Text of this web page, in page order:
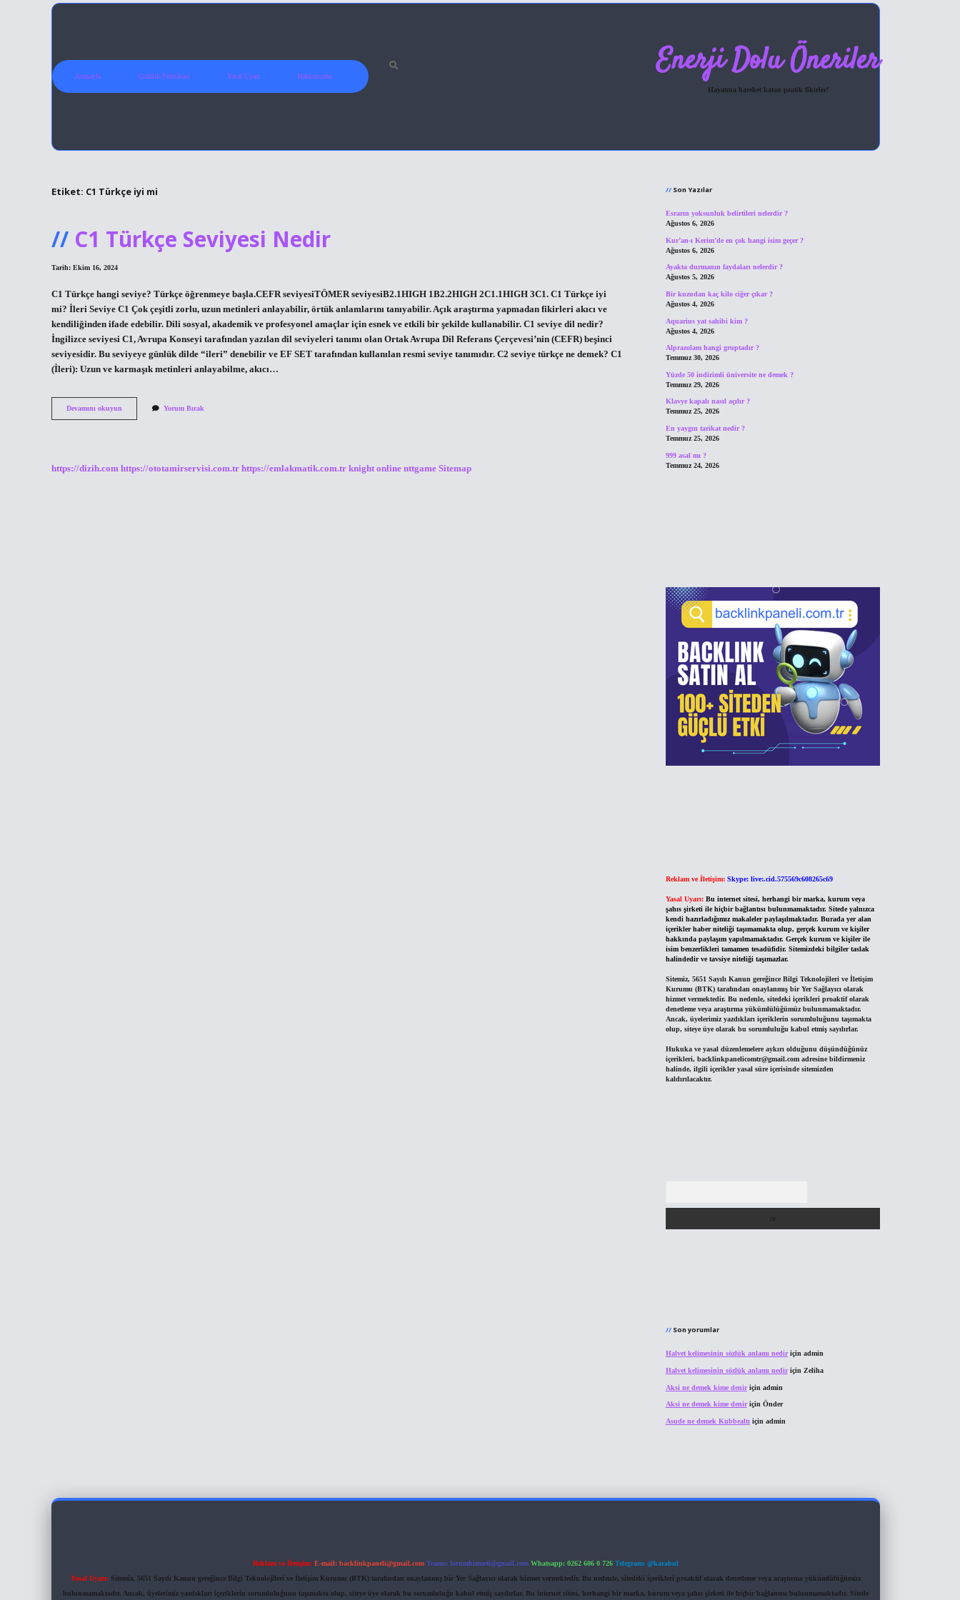
Anasayfa Gizlilik Politikası Yasal Uyarı Hakkımızda Enerji Dolu Öneriler
Hayatına hareket katan pratik fikirler!
Etiket: C1 Türkçe iyi mi
C1 Türkçe Seviyesi Nedir
Tarih: Ekim 16, 2024
C1 Türkçe hangi seviye? Türkçe öğrenmeye başla.CEFR seviyesiTÖMER seviyesiB2.1HIGH 1B2.2HIGH 2C1.1HIGH 3C1. C1 Türkçe iyi
mi? İleri Seviye C1 Çok çeşitli zorlu, uzun metinleri anlayabilir, örtük anlamlarını tanıyabilir. Açık araştırma yapmadan fikirleri akıcı ve
kendiliğinden ifade edebilir. Dili sosyal, akademik ve profesyonel amaçlar için esnek ve etkili bir şekilde kullanabilir. C1 seviye dil nedir?
İngilizce seviyesi C1, Avrupa Konseyi tarafından yazılan dil seviyeleri tanımı olan Ortak Avrupa Dil Referans Çerçevesi’nin (CEFR) beşinci
seviyesidir. Bu seviyeye günlük dilde “ileri” denebilir ve EF SET tarafından kullanılan resmi seviye tanımıdır. C2 seviye türkçe ne demek? C1
(İleri): Uzun ve karmaşık metinleri anlayabilme, akıcı…
Devamını okuyun
Türkçe
Yorum Bırak
https://dizih.com https://ototamirservisi.com.tr https://emlakmatik.com.tr knight online nttgame Sitemap
Son Yazılar
Esrarın yoksunluk belirtileri nelerdir ?
Ağustos 6, 2026
Kur’an-ı Kerim’de en çok hangi isim geçer ?
Ağustos 6, 2026
Ayakta durmanın faydaları nelerdir ?
Ağustos 5, 2026
Bir kuzudan kaç kilo ciğer çıkar ?
Ağustos 4, 2026
Aquarius yat sahibi kim ?
Ağustos 4, 2026
Alprazolam hangi gruptadır ?
Temmuz 30, 2026
Yüzde 50 indirimli üniversite ne demek ?
Temmuz 29, 2026
Klavye kapalı nasıl açılır ?
Temmuz 25, 2026
En yaygın tarikat nedir ?
Temmuz 25, 2026
999 asal mı ?
Temmuz 24, 2026
Reklam ve İletişim: Skype: live:.cid.575569c608265c69
Yasal Uyarı: Bu internet sitesi, herhangi bir marka, kurum veya
şahıs şirketi ile hiçbir bağlantısı bulunmamaktadır. Sitede yalnızca
kendi hazırladığımız makaleler paylaşılmaktadır. Burada yer alan
içerikler haber niteliği taşımamakta olup, gerçek kurum ve kişiler
hakkında paylaşım yapılmamaktadır. Gerçek kurum ve kişiler ile
isim benzerlikleri tamamen tesadüfidir. Sitemizdeki bilgiler taslak
halindedir ve tavsiye niteliği taşımazlar.
Sitemiz, 5651 Sayılı Kanun gereğince Bilgi Teknolojileri ve İletişim
Kurumu (BTK) tarafından onaylanmış bir Yer Sağlayıcı olarak
hizmet vermektedir. Bu nedenle, sitedeki içerikleri proaktif olarak
denetleme veya araştırma yükümlülüğümüz bulunmamaktadır.
Ancak, üyelerimiz yazdıkları içeriklerin sorumluluğunu taşımakta
olup, siteye üye olarak bu sorumluluğu kabul etmiş sayılırlar.
Hukuka ve yasal düzenlemelere aykırı olduğunu düşündüğünüz
içerikleri, backlinkpanelicomtr@gmail.comadresine bildirmeniz
halinde, ilgili içerikler yasal süre içerisinde sitemizden
kaldırılacaktır.
Son yorumlar
Halvet kelimesinin sözlük anlamı nediriçin admin
Halvet kelimesinin sözlük anlamı nediriçin Zeliha
Aksi ne demek kime deniriçin admin
Aksi ne demek kime deniriçin Önder
Asude ne demek Kubbealtı için admin
Reklam ve İletişim: E-mail: backlinkpaneli@gmail.com Teams: forumhizmeti@gmail.com Whatsapp: 0262 606 0 726 Telegram: @karabul
Yasal Uyarı: Sitemiz, 5651 Sayılı Kanun gereğince Bilgi Teknolojileri ve İletişim Kurumu (BTK) tarafından onaylanmış bir Yer Sağlayıcı olarak hizmet vermektedir. Bu nedenle, sitedeki içerikleri proaktif olarak denetleme veya araştırma yükümlülüğümüz
bulunmamaktadır. Ancak, üyelerimiz yazdıkları içeriklerin sorumluluğunu taşımakta olup, siteye üye olarak bu sorumluluğu kabul etmiş sayılırlar. Bu internet sitesi, herhangi bir marka, kurum veya şahıs şirketi ile hiçbir bağlantısı bulunmamaktadır. Sitede